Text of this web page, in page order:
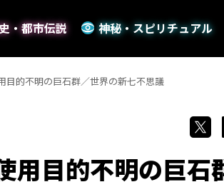
・都市伝説 神秘・スピリチュアル
的不明の巨石群／世界の新七不思議
目的不明の巨石